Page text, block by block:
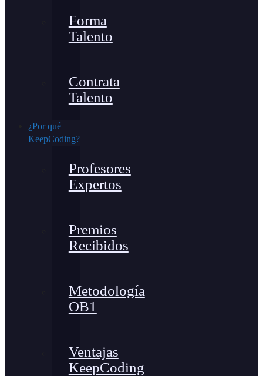
Forma
Talento
Contrata
Talento
¿Por qué
KeepCoding?
Profesores
Expertos
Premios
Recibidos
Metodología
OB1
Ventajas
KeepCoding